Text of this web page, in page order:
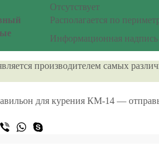
Отсутствует
Располагается по
Информационная надпись
производителем самых
для курения КМ-14 —